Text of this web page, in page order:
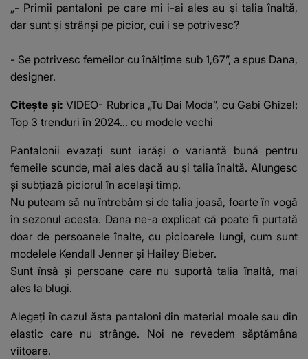
fanilor
„- Primii pantaloni pe care mi i-ai ales au și talia înaltă,
dar sunt și strânși pe picior, cui i se potrivesc?
- Se potrivesc femeilor cu înălțime sub 1,67”, a spus Dana,
designer.
Citește și:VIDEO- Rubrica „Tu Dai Moda”, cu Gabi Ghizel:
Top 3 trenduri în 2024... cu modele vechi
Pantalonii evazați sunt iarăși o variantă bună pentru
femeile scunde, mai ales dacă au și talia înaltă. Alungesc
și subțiază piciorul în același timp.
Nu puteam să nu întrebăm și de talia joasă, foarte în vogă
în sezonul acesta. Dana ne-a explicat că poate fi purtată
doar de persoanele înalte, cu picioarele lungi, cum sunt
modelele Kendall Jenner și Hailey Bieber.
Sunt însă și persoane care nu suportă talia înaltă, mai
ales la blugi.
Alegeți în cazul ăsta pantaloni din material moale sau din
elastic care nu strânge. Noi ne revedem săptămâna
viitoare.